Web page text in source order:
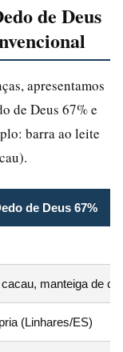
de Deus
apresentamos
de Deus 67% e
barra ao leite
de Deus 67%
manteiga de
(Linhares/ES)